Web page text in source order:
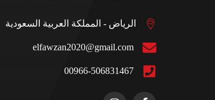
الرياض - المملكة العربية السعودية
elfawzan2020@gmail.com
00966-506831467